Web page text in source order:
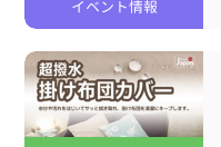
イベント情報